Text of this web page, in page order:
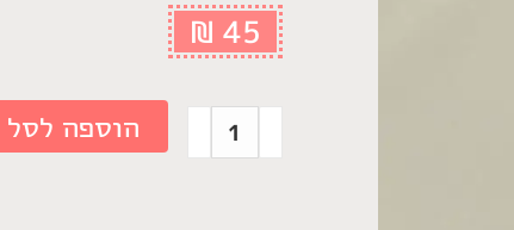
₪ 45
הוספה לסל